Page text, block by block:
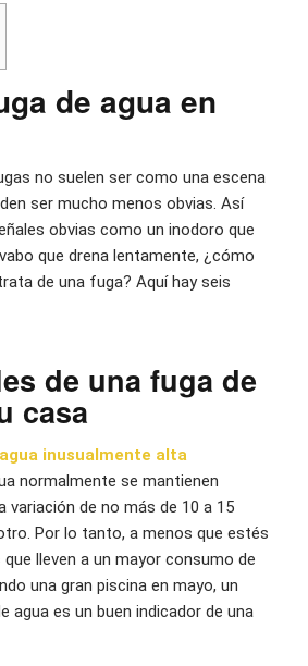
de agua en
no suelen ser como una escena
ser mucho menos obvias. Así
obvias como un inodoro que
que drena lentamente, ¿cómo
de una fuga? Aquí hay seis
de una fuga de
casa
inusualmente alta
normalmente se mantienen
variación de no más de 10 a 15
Por lo tanto, a menos que estés
lleven a un mayor consumo de
una gran piscina en mayo, un
agua es un buen indicador de una